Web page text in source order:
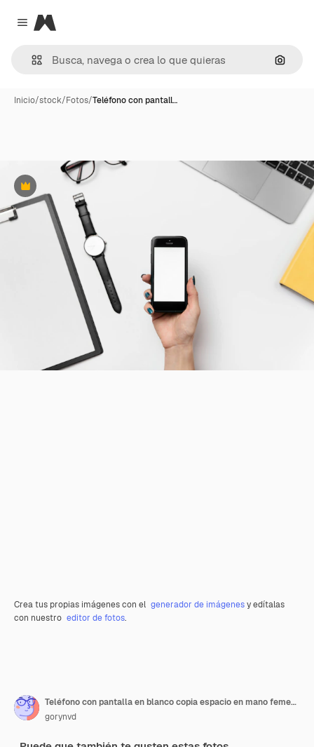
Close menu
Magnific
Inicio/stock/Fotos/Teléfono con pantall…
Premium
Crea tus propias imágenes con el generador de imágenesy edítalas
con nuestro editor de fotos.
Teléfono con pantalla en blanco copia espacio en mano femenina. Escritorio de oficina blanco plano con suministros, vista superior fondo del espacio de trabajo.
gorynvd